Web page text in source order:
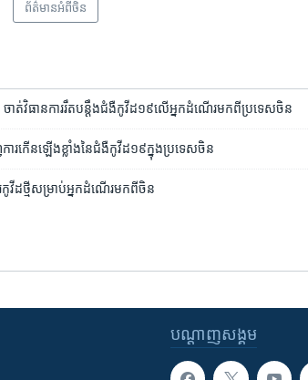
ព័ត៌មានអំពី​ចិន
ាត់​វិធានការ​រឹតបន្តឹង​ជំងឺកូវីដ១៩​លើ​អ្នក​ដំណើរ​មក​ពី​ប្រទេស​ចិន
រកើន​ឡើង​ខ្លាំង​នៃ​ជំងឺ​កូវីដ១៩​ក្នុង​ប្រទេស​ចិន
កូវីដ​ថ្មី​សម្រាប់​អ្នក​ដំណើរ​មក​ពី​ចិន
បណ្តាញ​សង្គម